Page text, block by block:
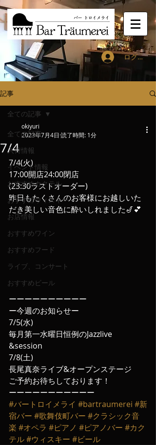
ログイン
記事
全ての記事
入荷情報
イベント情報
おすすめカクテル
おすすめウィスキー
お店情報
おすすめワイン
おすすめフード
ライブ、コンサート
おすすめビール
全ての記事
7/4
okiyuri
2023年7月4日 読了時間: 1分
7/4(火)
17:00開店24:00閉店
(23:30ラストオーダー)
昨日もたくさんのお客様にお越しいた
だき美しい音色に酔いしれました🎷💕
ーーーーーーーーーー
ー今週のお知らせー
7/5(水)
毎月第一水曜日恒例のJazzlive
&session
7/8(土)
長尾真奈ライブ&オープンステージ
ご予約お待ちしております！
ーーーーーーーーーーー
#バートロイメライ #bartraumerei #新
宿バー #歌舞伎町バー #クラシック音
楽 #オペラ #ピアノ #ピアノバー #カク
テル#ウィスキー #ビール